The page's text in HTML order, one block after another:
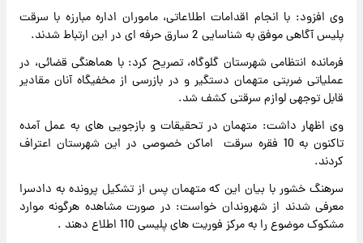
وی افزود: با انجام اقدامات اطلاعاتی، ماموران اداره مبارزه با سرقت
پلیس آگاهی موفق به شناسایی 2 سارق حرفه ای در این ارتباط شدند.
فرمانده انتظامی شهرستان گلوگاه، تصریح کرد: با هماهنگی قضائی، در
عملیاتی ضربتی متهمان دستگیر و در بازرسی از مخفیگاه آنان مقادیر
قابل توجهی لوازم سرقتی کشف شد.
وی اظهار داشت: متهمان در تحقیقات و بازجویی های به عمل آمده
تاکنون به 10 فقره سرقت اماکن خصوصی در این شهرستان اعتراف
کردند.
سرهنگ خشور با بیان این که متهمان پس از تشکیل پرونده به دادسرا
معرفی شدند از شهروندان خواست: در صورت مشاهده هرگونه موارد
مشکوک موضوع را به مرکز فوریت های پلیسی 110 اطلاع دهند .